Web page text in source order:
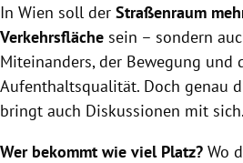
umfangreiche
Der PKW-Verkehr wird reduziert,
und öffentlicher Verkehr
Erfahrungen zeigen, dass
Bereiche wirtschaftliche Vorteile
In Wien soll der Straßenraum
Verkehrsfläche sein – sondern
Miteinanders, der Bewegung und
Aufenthaltsqualität. Doch genau
bringt auch Diskussionen mit
Wer bekommt wie viel Platz? Wo